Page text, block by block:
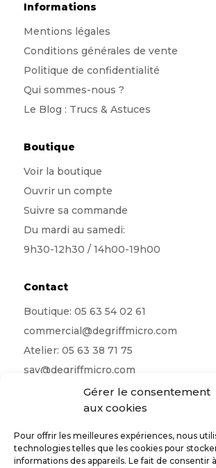
Gérer le consentement
aux cookies
Pour offrir les meilleures expériences, nous
technologies telles que les cookies pour
informations des appareils. Le fait de consentir
Informations
Mentions légales
Conditions générales de vente
Politique de confidentialité
Qui sommes-nous ?
Le Blog : Trucs & Astuces
Boutique
Voir la boutique
Ouvrir un compte
Suivre sa commande
Du mardi au samedi:
9h30-12h30 / 14h00-19h00
Contact
Boutique: 05 63 54 02 61
commercial@degriffmicro.com
Atelier: 05 63 38 71 75
sav@degriffmicro.com
albi@degriffmicro.com
16 Avenue de Garban 81990 Puygouzon